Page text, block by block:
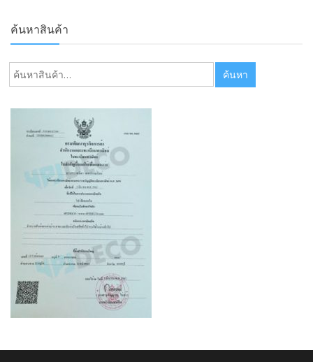
ค้นหาสินค้า
ค้นหา: ค้นหา